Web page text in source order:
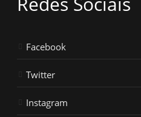
Facebook
Twitter
Instagram